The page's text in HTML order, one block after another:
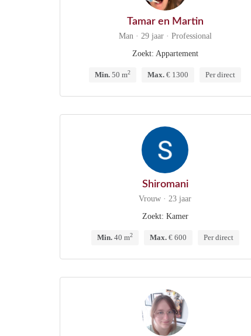
Tamar en Martin
Man · 29 jaar · Professional
Zoekt: Appartement
Min. 50 m2 Max. € 1300 Per direct
Shiromani
Vrouw · 23 jaar
Zoekt: Kamer
Min.40 m2 Max.€ 600 Per direct